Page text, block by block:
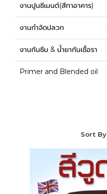
งานปูนซีเมนต์(สีทาอาคาร)
งานกำจัดปลวก
งานกันซึม & น้ำยากันเชื้อรา
Primer and Blended oil
Sort By